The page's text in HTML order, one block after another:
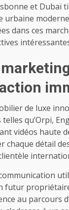
et
urbaine
dans ces
de luxe
telles qu’Orpi,
vidéos haute
chaque détail
au parcours